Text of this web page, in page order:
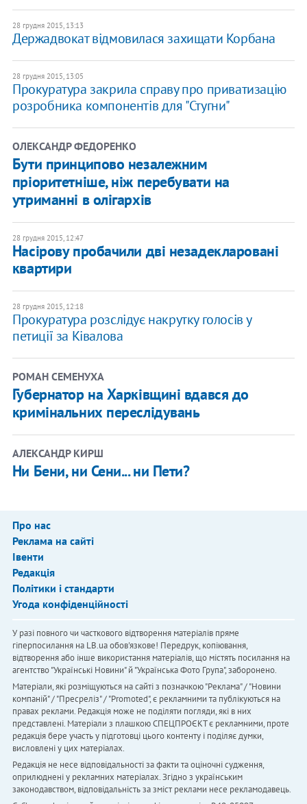
28 грудня 2015, 13:13
Держадвокат відмовилася захищати Корбана
28 грудня 2015, 13:05
Прокуратура закрила справу про приватизацію
розробника компонентів для "Стугни"
ОЛЕКСАНДР ФЕДОРЕНКО
Бути принципово незалежним
пріоритетніше, ніж перебувати на
утриманні в олігархів
28 грудня 2015, 12:47
Насірову пробачили дві незадекларовані
квартири
28 грудня 2015, 12:18
Прокуратура розслідує накрутку голосів у
петиції за Ківалова
РОМАН СЕМЕНУХА
Губернатор на Харківщині вдався до
кримінальних переслідувань
АЛЕКСАНДР КИРШ
Ни Бени, ни Сени... ни Пети?
Про нас
Реклама на сайті
Івенти
Редакція
Політики і стандарти
Угода конфіденційності
У разі повного чи часткового відтворення матеріалів пряме
гіперпосилання на LB.ua обов'язкове! Передрук, копіювання,
відтворення або інше використання матеріалів, що містять посилання на
агентство "Українськi Новини" й "Українська Фото Група", заборонено.
Матеріали, які розміщуються на сайті з позначкою "Реклама" / "Новини
компаній" / "Пресреліз" / "Promoted", є рекламними та публікуються на
правах реклами. Редакція може не поділяти погляди, які в них
представлені. Матеріали з плашкою СПЕЦПРОЄКТ є рекламними, проте
редакція бере участь у підготовці цього контенту і поділяє думки,
висловлені у цих матеріалах.
Редакція не несе відповідальності за факти та оціночні судження,
оприлюднені у рекламних матеріалах. Згідно з українським
законодавством, відповідальність за зміст реклами несе рекламодавець.